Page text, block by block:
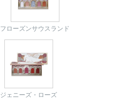
フローズンサウス ランド
ジェニーズ・ ローズ